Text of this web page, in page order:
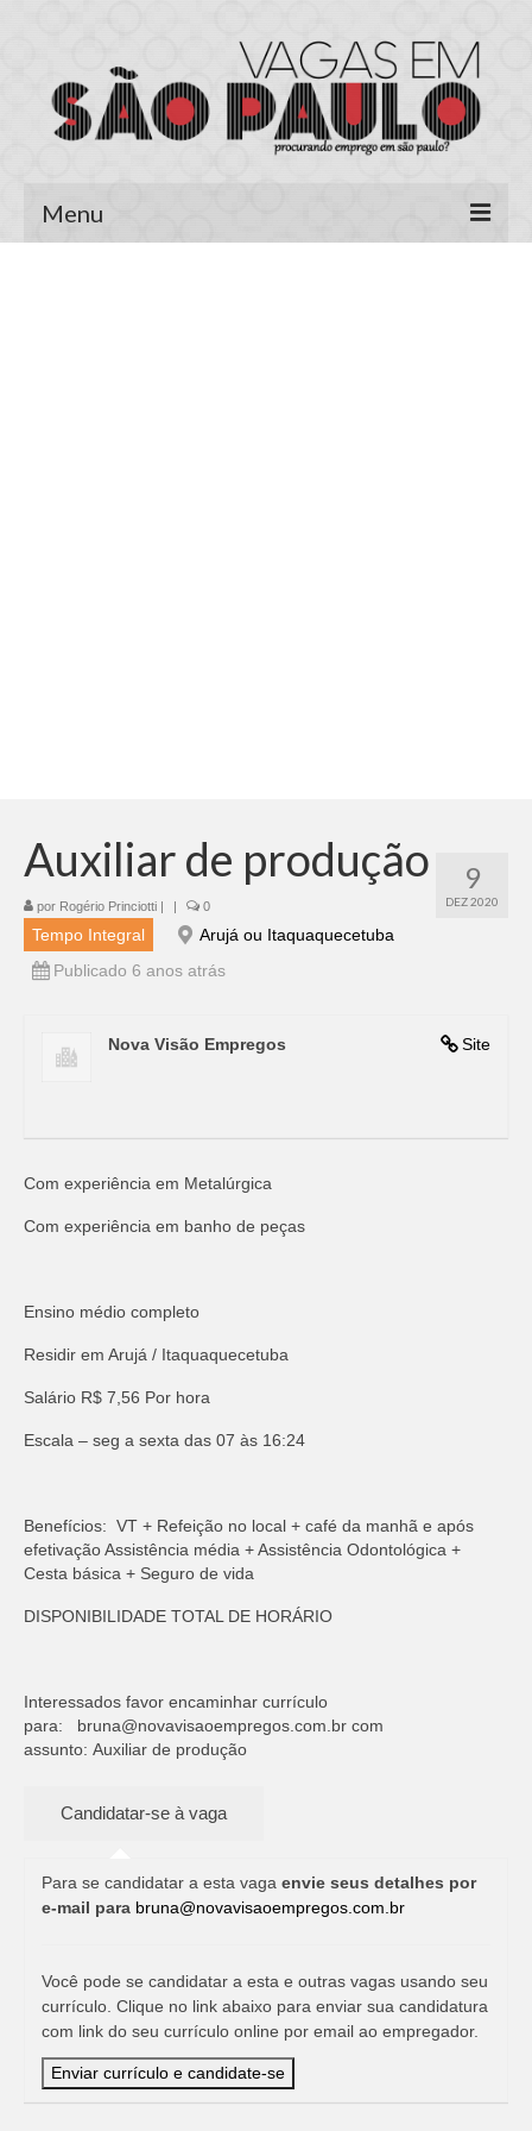
Menu
9
DEZ 2020
Auxiliar de produção
por Rogério Princiotti | | 0
Tempo Integral
Arujá ou Itaquaquecetuba
Publicado 6 anos atrás
Site
Nova Visão Empregos
Com experiência em Metalúrgica
Com experiência em banho de peças
Ensino médio completo
Residir em Arujá / Itaquaquecetuba
Salário R$ 7,56 Por hora
Escala – seg a sexta das 07 às 16:24
Benefícios: VT + Refeição no local + café da manhã e após
efetivação Assistência média + Assistência Odontológica +
Cesta básica + Seguro de vida
DISPONIBILIDADE TOTAL DE HORÁRIO
Interessados favor encaminhar currículo
para: bruna@novavisaoempregos.com.br com
assunto: Auxiliar de produção
Para se candidatar a esta vaga envie seus detalhes por
e-mail para bruna@novavisaoempregos.com.br
Você pode se candidatar a esta e outras vagas usando seu
currículo. Clique no link abaixo para enviar sua candidatura
com link do seu currículo online por email ao empregador.